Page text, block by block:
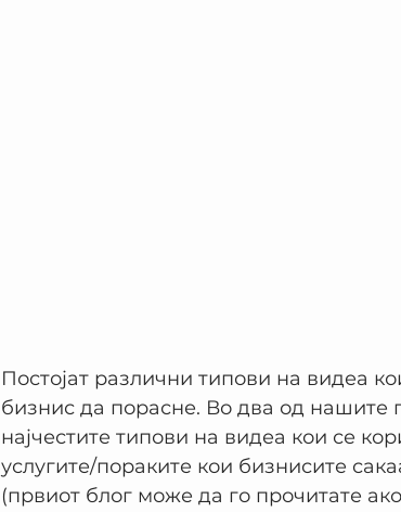
Постојат различни типови на видеа
бизнис да порасне. Во два од нашите
најчестите типови на видеа кои се
услугите/пораките кои бизнисите
(првиот блог може да го прочитате